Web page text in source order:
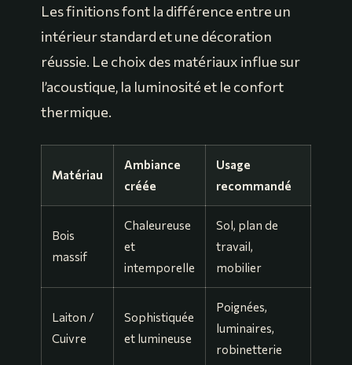
Les finitions font la différence entre un
intérieur standard et une décoration
réussie. Le choix des matériaux influe sur
l’acoustique, la luminosité et le confort
thermique.
Matériau
Ambiance
créée
Usage
recommandé
Bois
massif
Chaleureuse
et
intemporelle
Sol, plan de
travail,
mobilier
Laiton /
Cuivre
Sophistiquée
et lumineuse
Poignées,
luminaires,
robinetterie